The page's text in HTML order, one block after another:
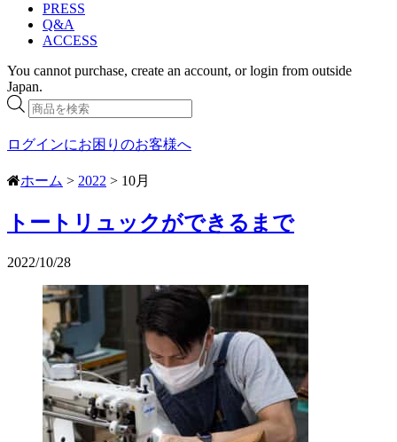
PRESS
Q&A
ACCESS
You cannot purchase, create an account, or login from outside
Japan.
商
品
検
ログインにお困りのお客様へ
ホーム > 2022 > 10月
トートリュックができるまで
2022/10/28